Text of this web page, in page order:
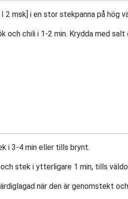
2 msk] i en stor stekpanna på hög
och chili i 1-2 min. Krydda med salt
i 3-4 min eller tills brynt.
stek i ytterligare 1 min, tills
när den är genomstekt